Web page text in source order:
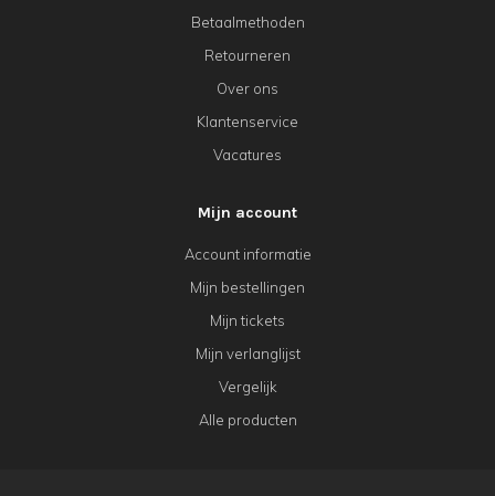
Betaalmethoden
Retourneren
Over ons
Klantenservice
Vacatures
Mijn account
Account informatie
Mijn bestellingen
Mijn tickets
Mijn verlanglijst
Vergelijk
Alle producten